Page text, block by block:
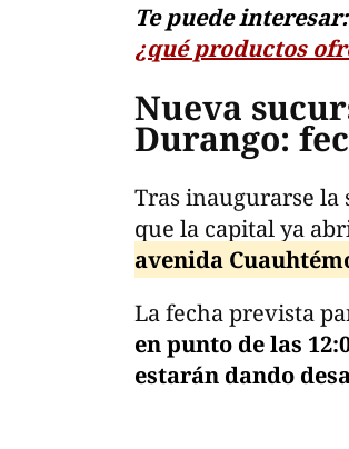
Te puede interesar:
¿qué productos
Nueva
Durango:
Tras inaugurarse la
que la capital ya
avenida
La fecha prevista
en punto de las
estarán dando